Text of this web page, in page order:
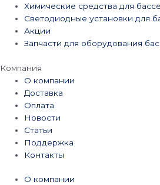
Химические средства для
Светодиодные установки для
Акции
Запчасти для оборудования
Компания
О компании
Доставка
Оплата
Новости
Статьи
Поддержка
Контакты
О компании